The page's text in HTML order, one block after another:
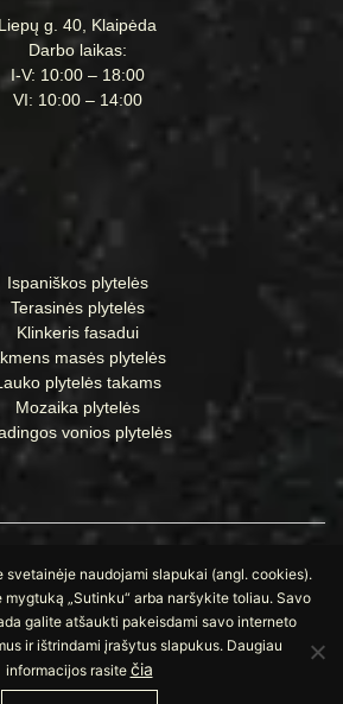
Liepų g. 40, Klaipėda
Darbo laikas:
I-V: 10:00 – 18:00
VI: 10:00 – 14:00
Ispaniškos plytelės
Terasinės plytelės
Klinkeris fasadui
masės plytelės
plytelės takams
Mozaika plytelės
vonios plytelės
saugomos UAB „Apdailos namai“
svetainėje naudojami slapukai (angl. cookies).
„Sutinku“ arba naršykite toliau. Savo
galite atšaukti pakeisdami savo interneto
ir ištrindami įrašytus slapukus. Daugiau
informacijos rasite čia